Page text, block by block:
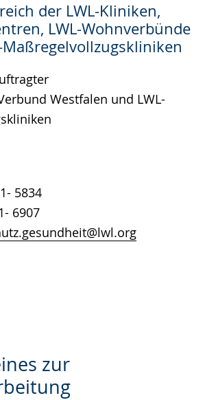
der LWL-Kliniken,
LWL-Wohnverbünde
Maßregelvollzugskliniken
Westfalen und LWL-
5834
6907
zur